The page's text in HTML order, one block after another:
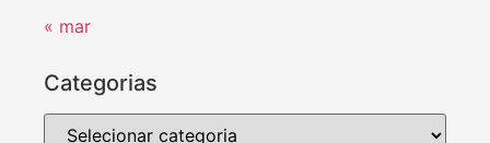
« mar
Categorias